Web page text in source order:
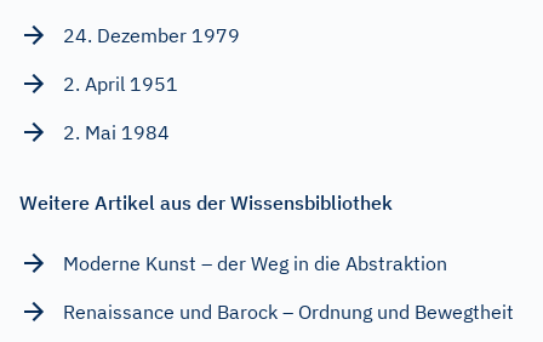
24. Dezember 1979
2. April 1951
2. Mai 1984
Weitere Artikel aus der Wissensbibliothek
Moderne Kunst – der Weg in die Abstraktion
Renaissance und Barock – Ordnung und Bewegtheit